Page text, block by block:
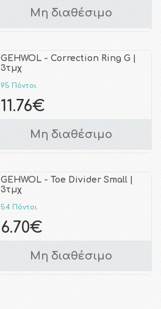
Μη διαθέσιμο
GEHWOL - Correction Ring G |
3τμχ
95 Πόντοι
11.76€
Μη διαθέσιμο
GEHWOL - Toe Divider Small |
3τμχ
54 Πόντοι
6.70€
Μη διαθέσιμο